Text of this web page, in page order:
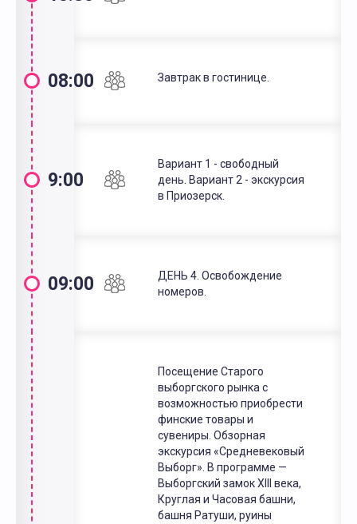
08:00 Завтрак в гостинице.
9:00
Вариант 1 - свободный
день. Вариант 2 - экскурсия
в Приозерск.
09:00
ДЕНЬ 4. Освобождение
номеров.
Посещение Старого
выборгского рынка с
возможностью приобрести
финские товары и
сувениры. Обзорная
экскурсия «Средневековый
Выборг». В программе —
Выборгский замок XIII века,
Круглая и Часовая башни,
башня Ратуши, руины